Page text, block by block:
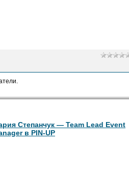
Степанчук — Team Lead Event
в PIN-UP